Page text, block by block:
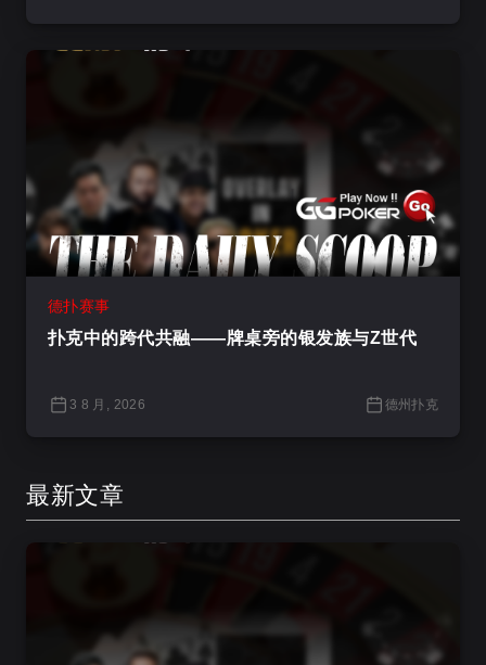
德扑赛事
扑克中的跨代共融——牌桌旁的银发族与Z世代
3 8 月, 2026 德州扑克
最新文章